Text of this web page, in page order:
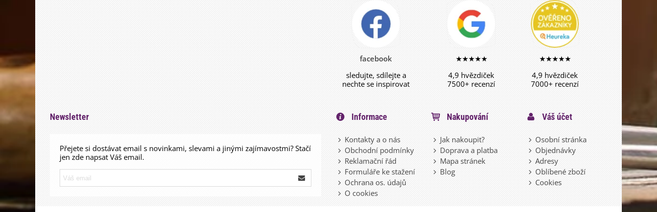
facebook
sledujte, sdílejte a
nechte se inspirovat
★★★★★
4,9 hvězdiček
7500+ recenzí
★★★★★
4,9 hvězdiček
7000+ recenzí
Newsletter
Přejete si dostávat email s novinkami, slevami a jinými zajímavostmi? Stačí
jen zde napsat Váš email.
Informace
Kontakty a o nás
Obchodní podmínky
Reklamační řád
Formuláře ke stažení
Ochrana os. údajů
O cookies
Nakupování
Jak nakoupit?
Doprava a platba
Mapa stránek
Blog
Váš účet
Osobní stránka
Objednávky
Adresy
Oblíbené zboží
Cookies